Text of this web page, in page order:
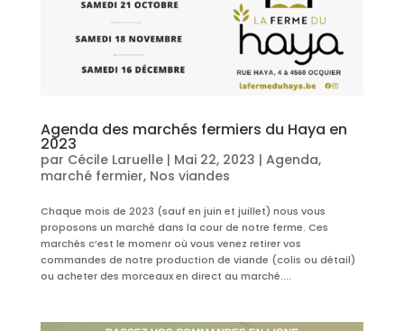
Agenda des marchés fermiers du Haya en
2023
par Cécile Laruelle| Mai 22, 2023 | Agenda,
marché fermier, Nos viandes
Chaque mois de 2023 (sauf en juin et juillet) nous vous
proposons un marché dans la cour de notre ferme. Ces
marchés c’est le momenr où vous venez retirer vos
commandes de notre production de viande (colis ou détail)
ou acheter des morceaux en direct au marché....